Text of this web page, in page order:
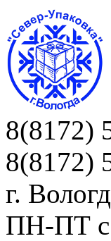
8(8172)
8(8172)
г.
ПН-ПТ c